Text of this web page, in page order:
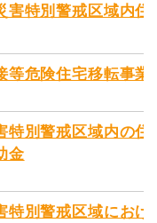
害特別警戒区域内住
等危険住宅移転事業
特別警戒区域内の住
金
特別警戒区域におけ